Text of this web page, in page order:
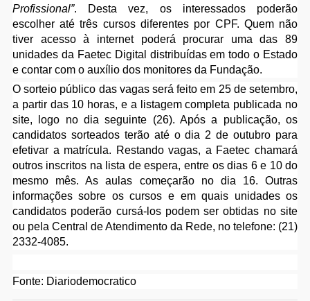
Profissional”. Desta vez, os interessados poderão
escolher até três cursos diferentes por CPF. Quem não
tiver acesso à internet poderá procurar uma das 89
unidades da Faetec Digital distribuídas em todo o Estado
e contar com o auxílio dos monitores da Fundação.
O sorteio público das vagas será feito em 25 de setembro,
a partir das 10 horas, e a listagem completa publicada no
site, logo no dia seguinte (26). Após a publicação, os
candidatos sorteados terão até o dia 2 de outubro para
efetivar a matrícula. Restando vagas, a Faetec chamará
outros inscritos na lista de espera, entre os dias 6 e 10 do
mesmo mês. As aulas começarão no dia 16. Outras
informações sobre os cursos e em quais unidades os
candidatos poderão cursá-los podem ser obtidas no site
ou pela Central de Atendimento da Rede, no telefone: (21)
2332-4085.
Fonte: Diariodemocratico